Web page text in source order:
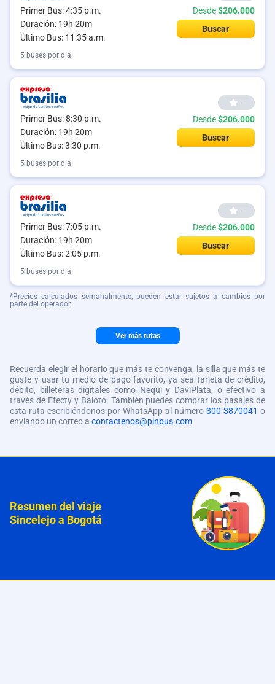
Primer Bus: 4:35 p.m.
Duración: 19h 20m
Último Bus: 11:35 a.m.
Desde$206.000
Buscar
5 buses por día
Primer Bus: 8:30 p.m.
Duración: 19h 20m
Último Bus: 3:30 p.m.
--
Desde$206.000
Buscar
5 buses por día
Primer Bus: 7:05 p.m.
Duración: 19h 20m
Último Bus: 2:05 p.m.
--
Desde$206.000
Buscar
5 buses por día
*Precios calculados semanalmente, pueden estar sujetos a cambios por
parte del operador
Ver más rutas
Recuerda elegir el horario que más te convenga, la silla que más te
guste y usar tu medio de pago favorito, ya sea tarjeta de crédito,
débito, billeteras digitales como Nequi y DaviPlata, o efectivo a
través de Efecty y Baloto. También puedes comprar los pasajes de
esta ruta escribiéndonos por WhatsApp al número 300 3870041 o
enviando un correo a contactenos@pinbus.com
Resumen del viaje
Sincelejo a Bogotá